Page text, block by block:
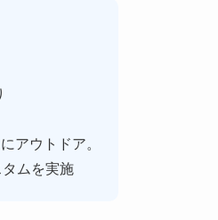
アウトドア。
ムを実施